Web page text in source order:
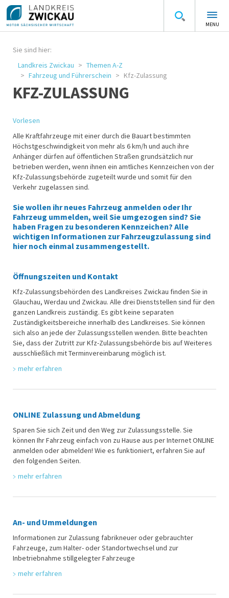
MENU
Sie sind hier:
Landkreis Zwickau
Themen A-Z
Fahrzeug und Führerschein
Kfz-Zulassung
KFZ-ZULASSUNG
Vorlesen
Alle Kraftfahrzeuge mit einer durch die Bauart bestimmten
Höchstgeschwindigkeit von mehr als 6 km/h und auch ihre
Anhänger dürfen auf öffentlichen Straßen grundsätzlich nur
betrieben werden, wenn ihnen ein amtliches Kennzeichen von der
Kfz-Zulassungsbehörde zugeteilt wurde und somit für den
Verkehr zugelassen sind.
Sie wollen ihr neues Fahrzeug anmelden oder Ihr
Fahrzeug ummelden, weil Sie umgezogen sind? Sie
haben Fragen zu besonderen Kennzeichen? Alle
wichtigen Informationen zur Fahrzeugzulassung sind
hier noch einmal zusammengestellt.
Öffnungszeiten und Kontakt
Kfz-Zulassungsbehörden des Landkreises Zwickau finden Sie in
Glauchau, Werdau und Zwickau. Alle drei Dienststellen sind für den
ganzen Landkreis zuständig. Es gibt keine separaten
Zuständigkeitsbereiche innerhalb des Landkreises. Sie können
sich also an jede der Zulassungsstellen wenden. Bitte beachten
Sie, dass der Zutritt zur Kfz-Zulassungsbehörde bis auf Weiteres
ausschließlich mit Terminvereinbarung möglich ist.
mehr erfahren
ONLINE Zulassung und Abmeldung
Sparen Sie sich Zeit und den Weg zur Zulassungsstelle. Sie
können Ihr Fahrzeug einfach von zu Hause aus per Internet ONLINE
anmelden oder abmelden! Wie es funktioniert, erfahren Sie auf
den folgenden Seiten.
mehr erfahren
An- und Ummeldungen
Informationen zur Zulassung fabrikneuer oder gebrauchter
Fahrzeuge, zum Halter- oder Standortwechsel und zur
Inbetriebnahme stillgelegter Fahrzeuge
mehr erfahren